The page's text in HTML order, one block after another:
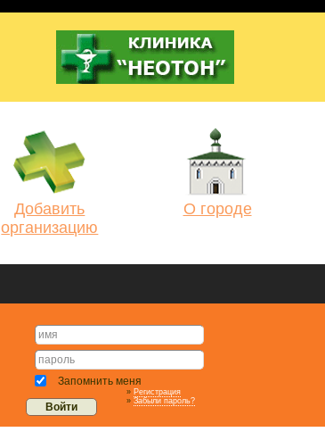
Добавить
организацию
О городе
Запомнить меня
» Регистрация
» Забыли пароль?